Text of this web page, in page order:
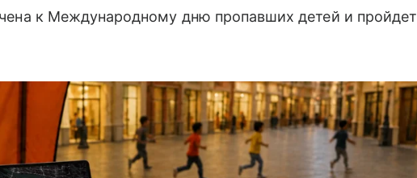
к Международному дню пропавших детей и пройдет